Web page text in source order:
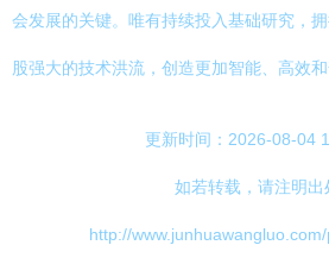
会发展的关键。唯有持续投入基础研究，
股强大的技术洪流，创造更加智能、高效和
更新时间：2026-08-04
如若转载，请注明出
http://